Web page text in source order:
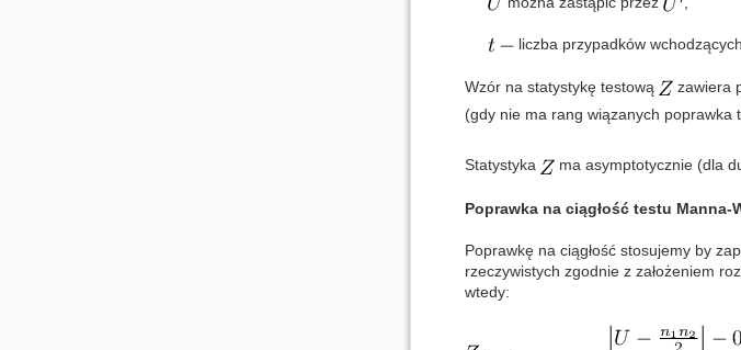
liczba przypadków wchodzących
Wzór na statystykę testową
zawiera
(gdy nie ma rang wiązanych poprawka
Statystyka ma asymptotycznie (dla
Poprawka na ciągłość testu Manna-
Poprawkę na ciągłość stosujemy by
rzeczywistych zgodnie z założeniem
wtedy: